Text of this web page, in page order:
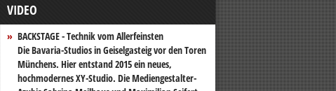
VIDEO
BACKSTAGE - Technik vom Allerfeinsten
Die Bavaria-Studios in Geiselgasteig vor den Toren
Münchens. Hier entstand 2015 ein neues,
hochmodernes XY-Studio. Die Mediengestalter-